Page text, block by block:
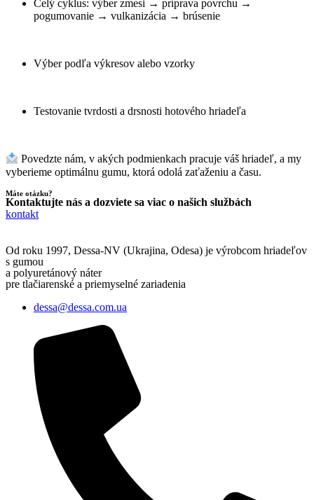
Celý cyklus: výber zmesi → príprava povrchu →
pogumovanie → vulkanizácia → brúsenie
Výber podľa výkresov alebo vzorky
Testovanie tvrdosti a drsnosti hotového hriadeľa
Povedzte nám, v akých podmienkach pracuje váš hriadeľ, a my
vyberieme optimálnu gumu, ktorá odolá zaťaženiu a času.
Máte otázku?
Kontaktujte nás a dozviete sa viac o našich službách
kontakt
Od roku 1997, Dessa-NV (Ukrajina, Odesa) je výrobcom hriadeľov
s gumou
a polyuretánový náter
pre tlačiarenské a priemyselné zariadenia
dessa@dessa.com.ua